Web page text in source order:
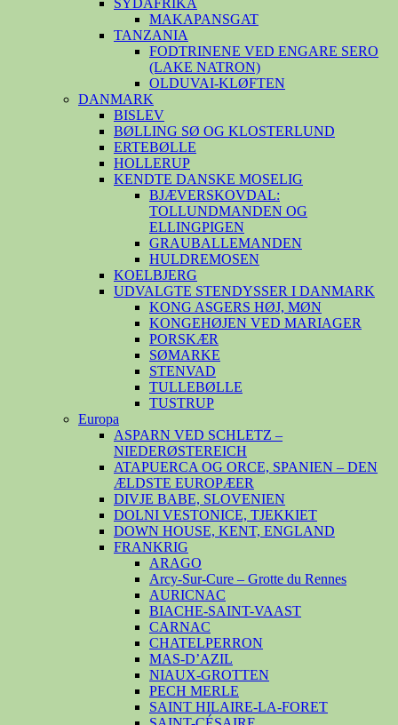
MAKAPANSGAT
TANZANIA
FODTRINENE VED ENGARE SERO
(LAKE NATRON)
OLDUVAI-KLØFTEN
DANMARK
BISLEV
BØLLING SØ OG KLOSTERLUND
ERTEBØLLE
HOLLERUP
KENDTE DANSKE MOSELIG
BJÆVERSKOVDAL:
TOLLUNDMANDEN OG
ELLINGPIGEN
GRAUBALLEMANDEN
HULDREMOSEN
KOELBJERG
UDVALGTE STENDYSSER I DANMARK
KONG ASGERS HØJ, MØN
KONGEHØJEN VED MARIAGER
PORSKÆR
SØMARKE
STENVAD
TULLEBØLLE
TUSTRUP
Europa
ASPARN VED SCHLETZ –
NIEDERØSTEREICH
ATAPUERCA OG ORCE, SPANIEN – DEN
ÆLDSTE EUROPÆER
DIVJE BABE, SLOVENIEN
DOLNI VESTONICE, TJEKKIET
DOWN HOUSE, KENT, ENGLAND
FRANKRIG
ARAGO
Arcy-Sur-Cure – Grotte du Rennes
AURICNAC
BIACHE-SAINT-VAAST
CARNAC
CHATELPERRON
MAS-D’AZIL
NIAUX-GROTTEN
PECH MERLE
SAINT HILAIRE-LA-FORET